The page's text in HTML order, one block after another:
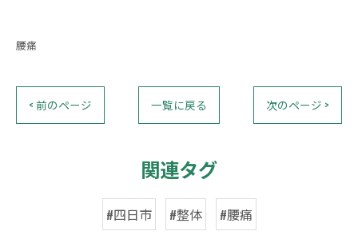
腰痛
< 前のページ 一覧に戻る 次のページ >
関連タグ
#四日市 #整体 #腰痛